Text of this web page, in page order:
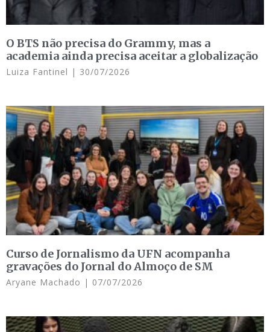
O BTS não precisa do Grammy, mas a
academia ainda precisa aceitar a globalização
Luiza Fantinel 30/07/2026
Curso de Jornalismo da UFN acompanha
gravações do Jornal do Almoço de SM
Aryane Machado 07/07/2026